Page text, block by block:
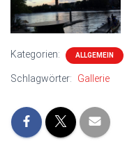
Kategorien: ALLGEMEIN
Schlagwörter: Gallerie